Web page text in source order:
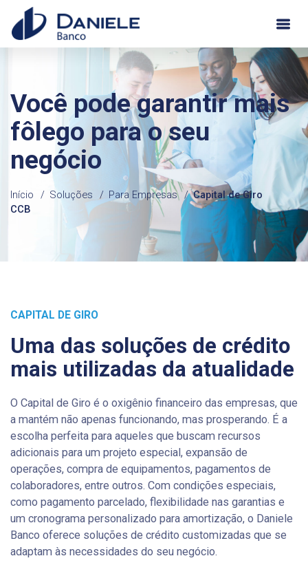
Você pode garantir mais
fôlego para o seu
negócio
Início Soluções Para Empresas
Capital de Giro
CCB
CAPITAL DE GIRO
Uma das soluções de crédito
mais utilizadas da atualidade
O Capital de Giro é o oxigênio financeiro das empresas, que
a mantém não apenas funcionando, mas prosperando. É a
escolha perfeita para aqueles que buscam recursos
adicionais para um projeto especial, expansão de
operações, compra de equipamentos, pagamentos de
colaboradores, entre outros. Com condições especiais,
como pagamento parcelado, flexibilidade nas garantias e
um cronograma personalizado para amortização, o Daniele
Banco oferece soluções de crédito customizadas que se
adaptam às necessidades do seu negócio.